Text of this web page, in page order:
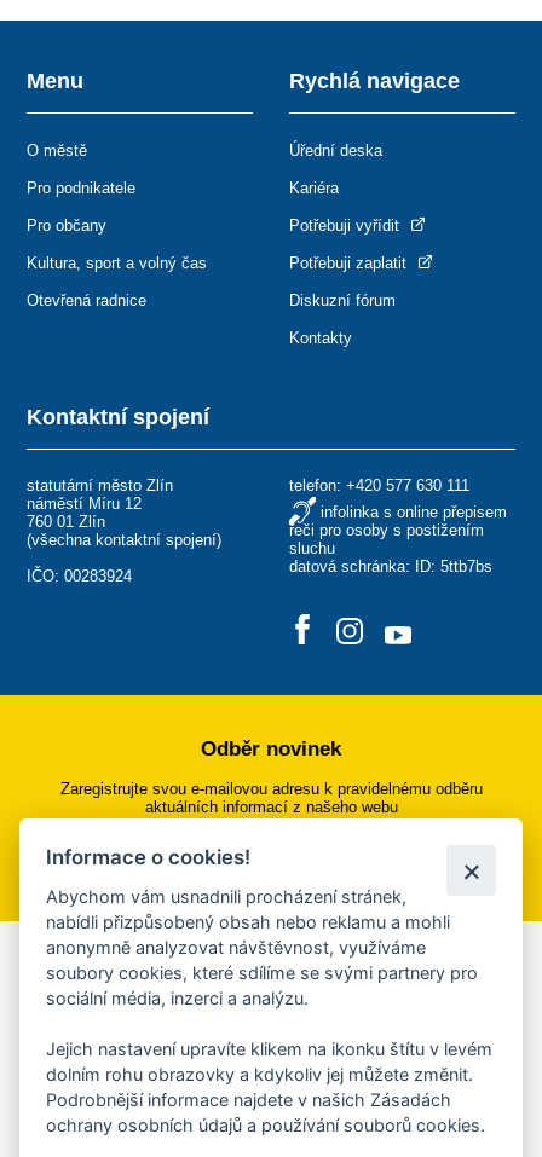
Kontaktní spojení
statutární město Zlín
náměstí Míru 12
760 01 Zlín
(všechna kontaktní spojení)
IČO: 00283924
telefon: +420 577 630 111
infolinka s online přepisem
řeči pro osoby s postižením
sluchu
datová schránka: ID: 5ttb7bs
Menu
O městě
Pro podnikatele
Pro občany
Kultura, sport a volný čas
Otevřená radnice
Rychlá navigace
Úřední deska
Kariéra
Potřebuji vyřídit
Potřebuji zaplatit
Diskuzní fórum
Kontakty
Odběr novinek
Zaregistrujte svou e-mailovou adresu k pravidelnému odběru
aktuálních informací z našeho webu
Přihlásit se k odběru
Aplikace Mobilní rozhlas
Chcete dostávat do svého mobilu či mailu upozornění na
ankety, pozvánky na kulturní a sportovní akce?
Více informací o aplikaci
Informace o cookies!
Abychom vám usnadnili procházení stránek,
nabídli přizpůsobený obsah nebo reklamu a mohli
anonymně analyzovat návštěvnost, využíváme
soubory cookies, které sdílíme se svými partnery pro
sociální média, inzerci a analýzu.
Jejich nastavení upravíte klikem na ikonku štítu v levém
dolním rohu obrazovky a kdykoliv jej můžete změnit.
Podrobnější informace najdete v našich Zásadách
ochrany osobních údajů a používání souborů cookies.